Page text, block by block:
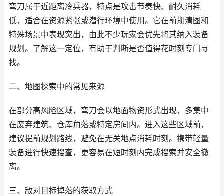
弯刀属于近距离冷兵器，特点是攻击节奏快、耐久消耗
低，适合在资源紧张或潜行环境中使用。它在前期清图和
特殊场景中表现突出，由此不少玩家会优先将其纳入装备
规划。了解这一定位，有助于判断是否值得花时刻专门寻
找。
二、地图探索中的常见来源
在部分高风险区域，弯刀会以地面物资形式出现，多集中
在废弃建筑、仓库角落或特定房间内。进入这些区域前，
建议提前规划路线，避免在无关地点消耗时刻。携带轻量
装备进行快速搜查，更容易在短时刻内完成搜索并安全撤
离。
三、敌对目标掉落的获取方式